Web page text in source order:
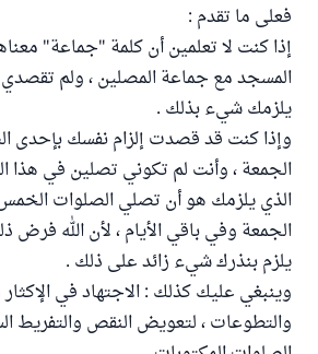
فعلى ما تقدم :
إذا كنت لا تعلمين أن كلمة "جماعة"
المسجد مع جماعة المصلين ، ولم
يلزمك شيء بذلك .
وإذا كنت قد قصدت إلزام نفسك بإحدى
الجمعة ، وأنت لم تكوني تصلين في هذا
الذي يلزمك هو أن تصلي الصلوات
الجمعة وفي باقي الأيام ، لأن الله فرض
يلزم بنذرك شيء زائد على ذلك .
وينبغي عليك كذلك : الاجتهاد في الإكثار
والتطوعات ، لتعويض النقص والتفريط